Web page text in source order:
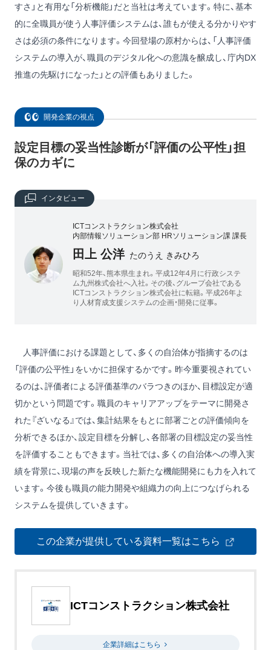
すさ」と有用な「分析機能」だと当社は考えています。特に、基本
的に全職員が使う人事評価システムは、誰もが使える分かりやす
さは必須の条件になります。今回登場の原村からは、「人事評価
システムの導入が、職員のデジタル化への意識を醸成し、庁内DX
推進の先駆けになった」との評価もありました。
開発企業の視点
設定目標の妥当性診断が「評価の公平性」担
保のカギに
インタビュー
ICTコンストラクション株式会社
内部情報ソリューション部 HRソリューション課 課長
田上 公洋 たのうえ きみひろ
昭和52年、熊本県生まれ。平成12年4月に行政システ
ム九州株式会社へ入社。その後、グループ会社である
ICTコンストラクション株式会社に転籍。平成26年よ
り人材育成支援システムの企画・開発に従事。
人事評価における課題として、多くの自治体が指摘するのは
「評価の公平性」をいかに担保するかです。昨今重要視されてい
るのは、評価者による評価基準のバラつきのほか、目標設定が適
切かという問題です。職員のキャリアアップをテーマに開発さ
れた『ざいなる』では、集計結果をもとに部署ごとの評価傾向を
分析できるほか、設定目標を分解し、各部署の目標設定の妥当性
を評価することもできます。当社では、多くの自治体への導入実
績を背景に、現場の声を反映した新たな機能開発にも力を入れて
います。今後も職員の能力開発や組織力の向上につなげられる
システムを提供していきます。
この企業が提供している資料一覧はこちら
ICTコンストラクション株式会社
企業詳細はこちら